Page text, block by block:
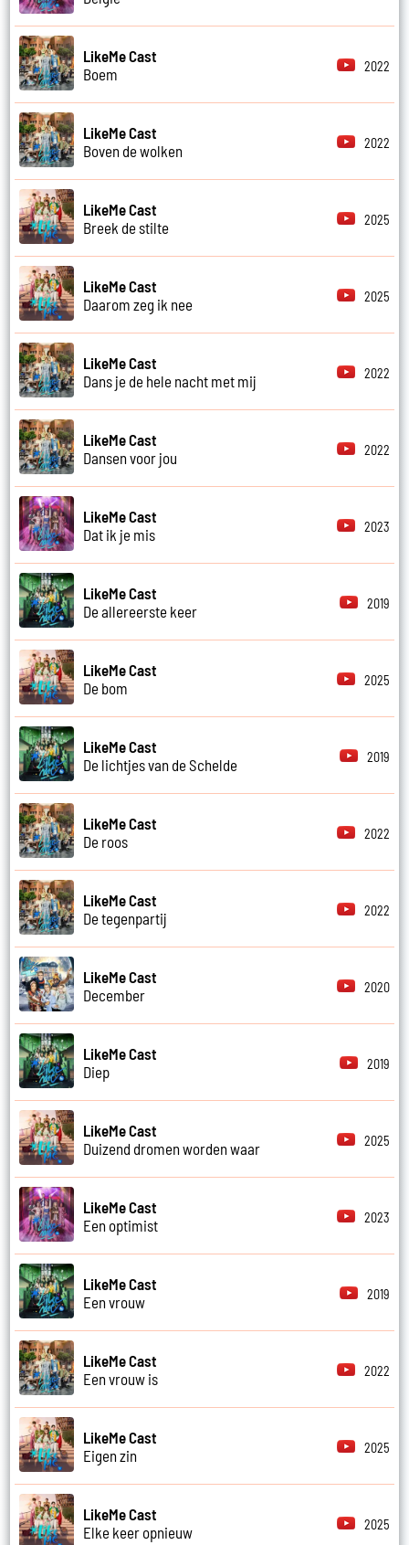
LikeMe Cast
Boem
2022
LikeMe Cast
Boven de wolken
2022
LikeMe Cast
Breek de stilte
2025
LikeMe Cast
Daarom zeg ik nee
2025
LikeMe Cast
Dans je de hele nacht met mij
2022
LikeMe Cast
Dansen voor jou
2022
LikeMe Cast
Dat ik je mis
2023
LikeMe Cast
De allereerste keer
2019
LikeMe Cast
De bom
2025
LikeMe Cast
De lichtjes van de Schelde
2019
LikeMe Cast
De roos
2022
LikeMe Cast
De tegenpartij
2022
LikeMe Cast
December
2020
LikeMe Cast
Diep
2019
LikeMe Cast
Duizend dromen worden waar
2025
LikeMe Cast
Een optimist
2023
LikeMe Cast
Een vrouw
2019
LikeMe Cast
Een vrouw is
2022
LikeMe Cast
Eigen zin
2025
LikeMe Cast
Elke keer opnieuw
2025